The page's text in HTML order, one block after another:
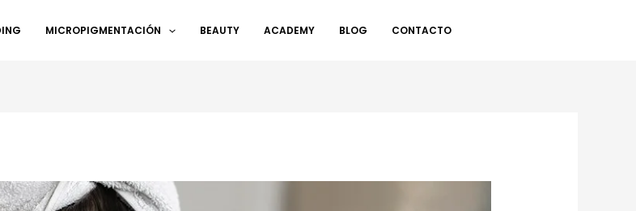
MICROPIGMENTACIÓN BEAUTY ACADEMY BLOG CONTACTO